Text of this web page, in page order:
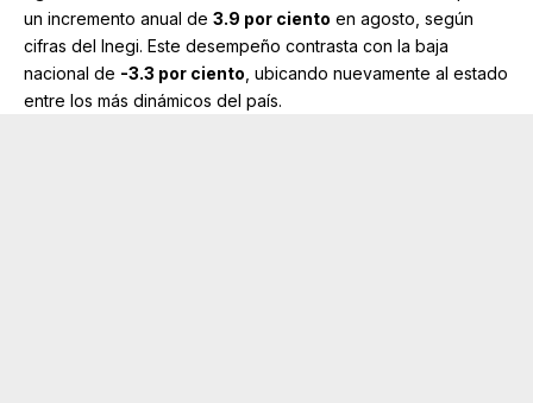
un incremento anual de 3.9 por ciento en agosto, según
cifras del Inegi. Este desempeño contrasta con la baja
nacional de -3.3 por ciento , ubicando nuevamente al estado
entre los más dinámicos del país.